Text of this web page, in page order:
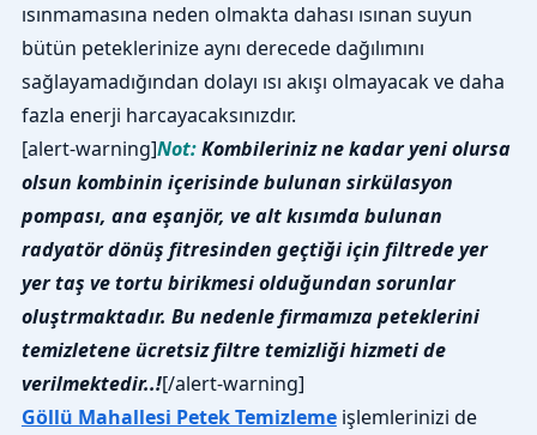
ısınmamasına neden olmakta dahası ısınan suyun
bütün peteklerinize aynı derecede dağılımını
sağlayamadığından dolayı ısı akışı olmayacak ve daha
fazla enerji harcayacaksınızdır.
[alert-warning]Not:Kombileriniz ne kadar yeni olursa
olsun kombinin içerisinde bulunan sirkülasyon
pompası, ana eşanjör, ve alt kısımda bulunan
radyatör dönüş fitresinden geçtiği için filtrede yer
yer taş ve tortu birikmesi olduğundan sorunlar
oluştrmaktadır. Bu nedenle firmamıza peteklerini
temizletene ücretsiz filtre temizliği hizmeti de
verilmektedir..![/alert-warning]
Göllü Mahallesi Petek Temizlemeişlemlerinizi de